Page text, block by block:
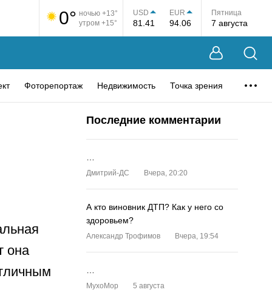
0° ночью +13°
утром +15°
USD
81.41
EUR
94.06
Пятница
7 августа
Фоторепортаж Недвижимость Точка зрения
она
Последние комментарии
Дмитрий-ДС Вчера, 20:20
А кто виновник ДТП? Как у него со
здоровьем?
Александр Трофимов Вчера, 19:54
MyxoMop 5 августа